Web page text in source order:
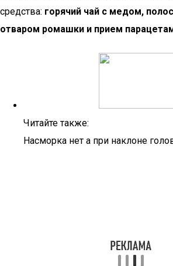
средства: горячий чай с медом,
отваром ромашки и прием
Читайте также:
Насморка нет а при наклоне